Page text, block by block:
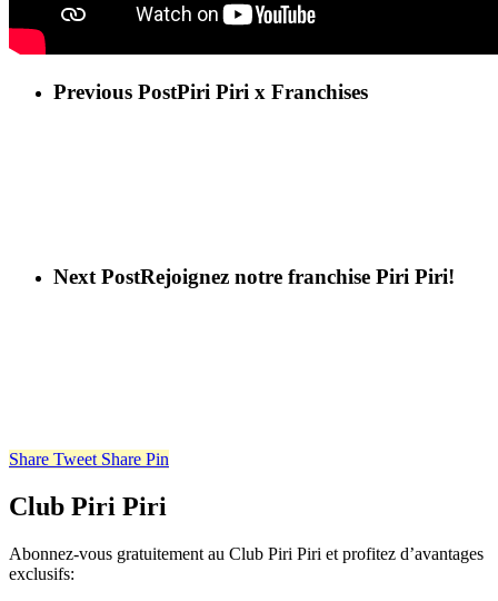
Previous PostPiri Piri x Franchises
Next PostRejoignez notre franchise Piri Piri!
Share Tweet Share Pin
Club Piri Piri
Abonnez-vous gratuitement au Club Piri Piri et profitez d’avantages
exclusifs: